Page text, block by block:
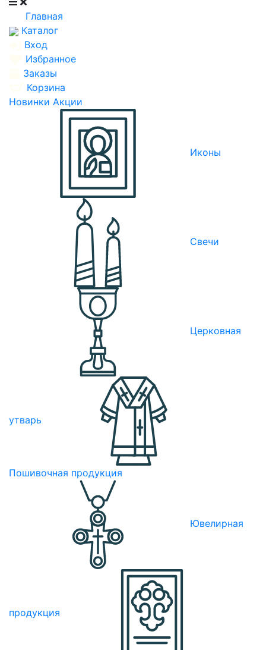
Главная
Каталог
Вход
Избранное
Заказы
Корзина
Новинки Акции
Иконы
Свечи
Церковная
утварь
Пошивочная продукция
Ювелирная
продукция